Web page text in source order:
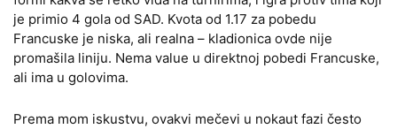
je primio 4 gola od SAD. Kvota od 1.17 za pobedu
Francuske je niska, ali realna – kladionica ovde nije
promašila liniju. Nema value u direktnoj pobedi Francuske,
ali ima u golovima.
Prema mom iskustvu, ovakvi mečevi u nokaut fazi često